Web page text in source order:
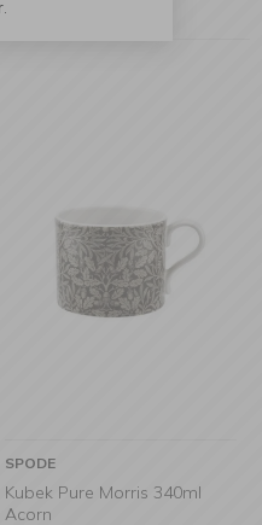
SPODE
Kubek Pure Morris 340ml
Acorn